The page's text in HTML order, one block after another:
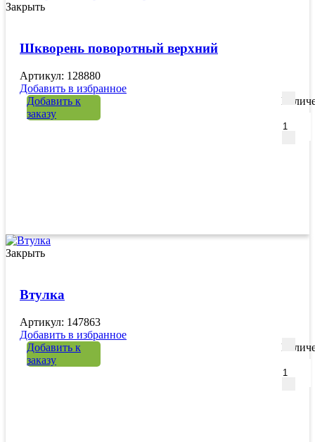
Закрыть
Шкворень поворотный верхний
Артикул: 128880
Добавить в избранное
Добавить к
заказу
Закрыть
Втулка
Артикул: 147863
Добавить в избранное
Добавить к
заказу